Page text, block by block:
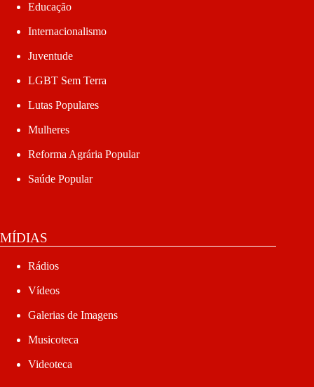
Educação
Internacionalismo
Juventude
LGBT Sem Terra
Lutas Populares
Mulheres
Reforma Agrária Popular
Saúde Popular
MÍDIAS
Rádios
Vídeos
Galerias de Imagens
Musicoteca
Videoteca